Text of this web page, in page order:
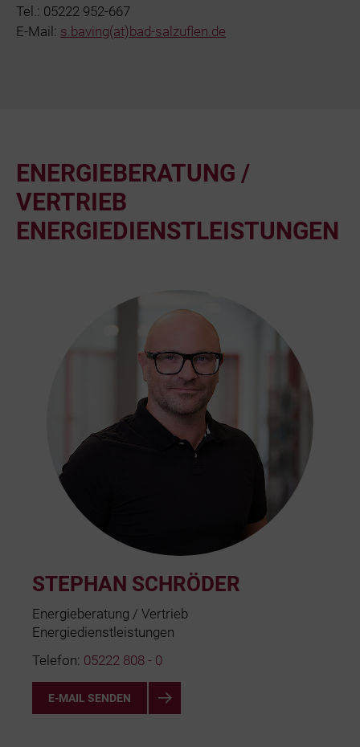
Tel.: 05222 952-667
E-Mail: s.baving(at)bad-salzuflen.de
ENERGIEBERATUNG /
VERTRIEB
ENERGIEDIENSTLEISTUNGEN
STEPHAN SCHRÖDER
Energieberatung / Vertrieb
Energiedienstleistungen
Telefon: 05222 808 - 0
E-MAIL SENDEN